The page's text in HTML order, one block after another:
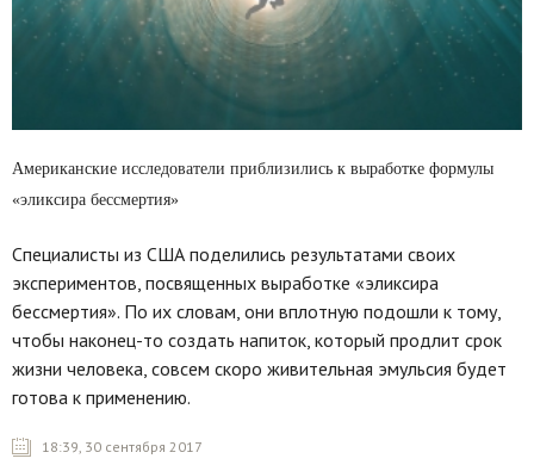
Американские исследователи приблизились к выработке формулы
«эликсира бессмертия»
Специалисты из США поделились результатами своих
экспериментов, посвященных выработке «эликсира
бессмертия». По их словам, они вплотную подошли к тому,
чтобы наконец-то создать напиток, который продлит срок
жизни человека, совсем скоро живительная эмульсия будет
готова к применению.
18:39, 30 сентября 2017